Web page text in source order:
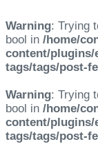
Warning: Trying
bool in /home/
content/plugins/
tags/tags/post-
Warning: Trying
bool in /home/
content/plugins/
tags/tags/post-